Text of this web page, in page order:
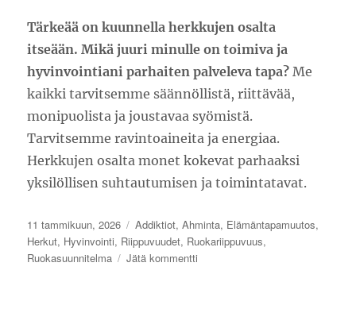
Tärkeää on kuunnella herkkujen osalta
itseään. Mikä juuri minulle on toimiva ja
hyvinvointiani parhaiten palveleva tapa? Me
kaikki tarvitsemme säännöllistä, riittävää,
monipuolista ja joustavaa syömistä.
Tarvitsemme ravintoaineita ja energiaa.
Herkkujen osalta monet kokevat parhaaksi
yksilöllisen suhtautumisen ja toimintatavat.
Julkaistu
11 tammikuun, 2026 Kategoriat
Addiktiot,Ahminta, Elämäntapamuutos,
Herkut, Hyvinvointi, Riippuvuudet, Ruokariippuvuus,
Ruokasuunnitelma
Jätä kommentti